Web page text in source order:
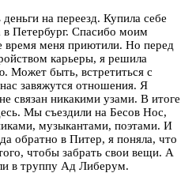
на переезд. Купила себе
в Петербург. Спасибо моим
время меня приютили. Но перед
карьеры, я решила
Может быть, встретиться с
завяжутся отношения. Я
связан никакими узами. В итоге
Мы съездили на Бесов Нос,
музыкантами, поэтами. И
обратно в Питер, я поняла, что
чтобы забрать свои вещи. А
в труппу Ад Либерум.